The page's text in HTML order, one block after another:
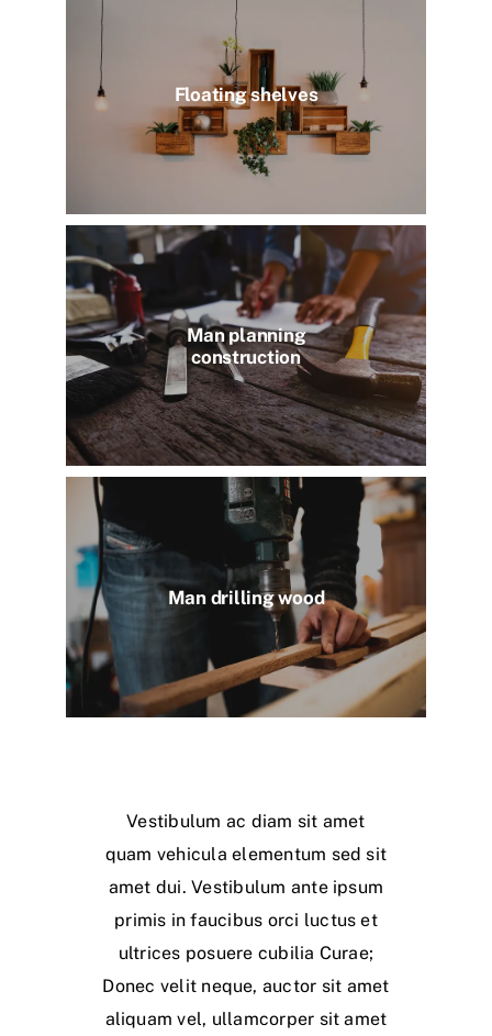
Floating shelves
Man planning
construction
Man drilling wood
Vestibulum ac diam sit amet
quam vehicula elementum sed sit
amet dui. Vestibulum ante ipsum
primis in faucibus orci luctus et
ultrices posuere cubilia Curae;
Donec velit neque, auctor sit amet
aliquam vel, ullamcorper sit amet